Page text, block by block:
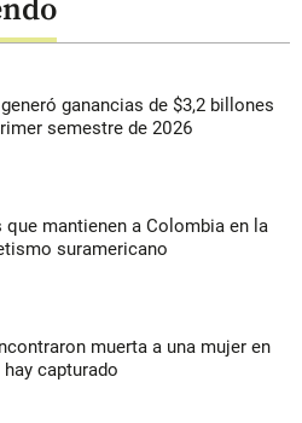
ganancias de $3,2 billones
semestre de 2026
que mantienen a Colombia en la
suramericano
muerta a una mujer en
capturado